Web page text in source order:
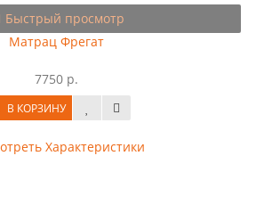
Быстрый просмотр
Матрац Фрегат
7750 р.
В КОРЗИНУ
Характеристики